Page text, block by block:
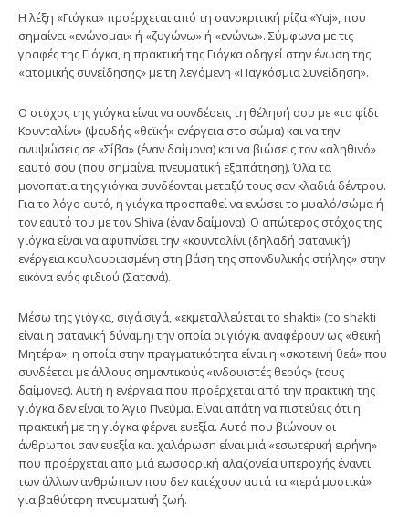
Η λέξη «Γιόγκα» προέρχεται από τη σανσκριτική ρίζα «Yuj», που
σημαίνει «ενώνομαι» ή «ζυγώνω» ή «ενώνω». Σύμφωνα με τις
γραφές της Γιόγκα, η πρακτική της Γιόγκα οδηγεί στην ένωση της
«ατομικής συνείδησης» με τη λεγόμενη «Παγκόσμια Συνείδηση».
Ο στόχος της γιόγκα είναι να συνδέσεις τη θέλησή σου με «το φίδι
Κουνταλίνι» (ψευδής «θεϊκή» ενέργεια στο σώμα) και να την
ανυψώσεις σε «Σίβα» (έναν δαίμονα) και να βιώσεις τον «αληθινό»
εαυτό σου (που σημαίνει πνευματική εξαπάτηση). Όλα τα
μονοπάτια της γιόγκα συνδέονται μεταξύ τους σαν κλαδιά δέντρου.
Για το λόγο αυτό, η γιόγκα προσπαθεί να ενώσει το μυαλό/σώμα ή
τον εαυτό του με τον Shiva (έναν δαίμονα). Ο απώτερος στόχος της
γιόγκα είναι να αφυπνίσει την «κουνταλίνι (δηλαδή σατανική)
ενέργεια κουλουριασμένη στη βάση της σπονδυλικής στήλης» στην
εικόνα ενός φιδιού (Σατανά).
Μέσω της γιόγκα, σιγά σιγά, «εκμεταλλεύεται το shakti» (το shakti
είναι η σατανική δύναμη) την οποία οι γιόγκι αναφέρουν ως «θεϊκή
Μητέρα», η οποία στην πραγματικότητα είναι η «σκοτεινή θεά» που
συνδέεται με άλλους σημαντικούς «ινδουιστές θεούς» (τους
δαίμονες). Αυτή η ενέργεια που προέρχεται από την πρακτική της
γιόγκα δεν είναι το Άγιο Πνεύμα. Είναι απάτη να πιστεύεις ότι η
πρακτική με τη γιόγκα φέρνει ευεξία. Αυτό που βιώνουν οι
άνθρωποι σαν ευεξία και χαλάρωση είναι μιά «εσωτερική ειρήνη»
που προέρχεται απο μιά εωσφορική αλαζονεία υπεροχής έναντι
των άλλων ανθρώπων που δεν κατέχουν αυτά τα «ιερά μυστικά»
για βαθύτερη πνευματική ζωή.